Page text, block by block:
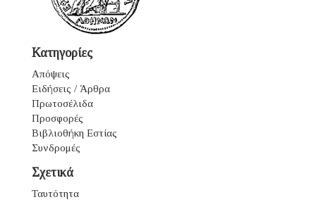
Κατηγορίες
Απόψεις
Ειδήσεις / Άρθρα
Πρωτοσέλιδα
Προσφορές
Βιβλιοθήκη Εστίας
Συνδρομές
Σχετικά
Ταυτότητα